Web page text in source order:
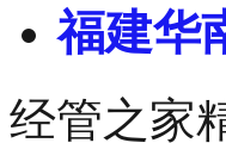
福建华
经管之家